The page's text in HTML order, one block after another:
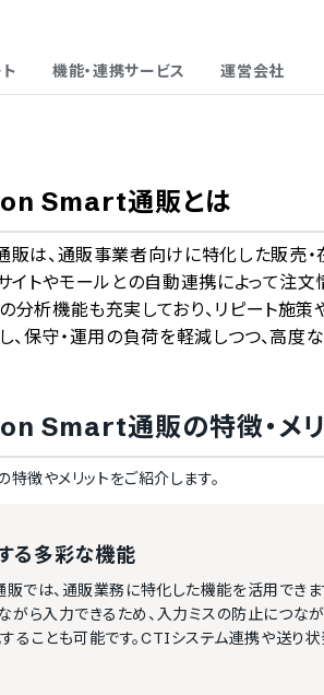
機能・連携サービス 運営会社
Smart通販とは
、通販事業者向けに特化した販売・
イトやモールとの自動連携によって注
析機能も充実しており、リピート施
、保守・運用の負荷を軽減しつつ、高度
Smart通販の特徴・メ
特徴やメリットをご紹介します。
る多彩な機能
は、通販業務に特化した機能を活用できま
がら入力できるため、入力ミスの防止につな
ることも可能です。CTIシステム連携や送り